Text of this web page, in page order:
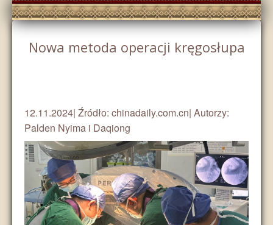
Home
Wydarzenia
Społeczeństwo
Kultura
Gospodarka
Medycyna
Nowa metoda operacji kręgosłupa
12.11.2024| Źródło: chinadaily.com.cn| Autorzy:
Palden Nyima i Daqiong